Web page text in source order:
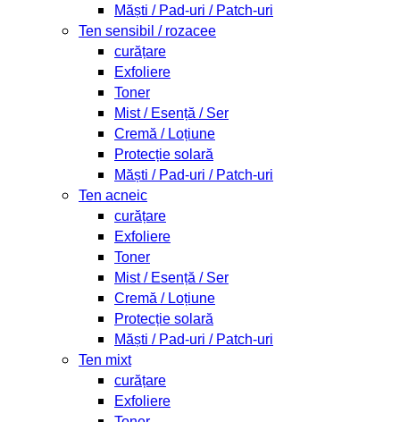
Măști / Pad-uri / Patch-uri
Ten sensibil / rozacee
curățare
Exfoliere
Toner
Mist / Esență / Ser
Cremă / Loțiune
Protecție solară
Măști / Pad-uri / Patch-uri
Ten acneic
curățare
Exfoliere
Toner
Mist / Esență / Ser
Cremă / Loțiune
Protecție solară
Măști / Pad-uri / Patch-uri
Ten mixt
curățare
Exfoliere